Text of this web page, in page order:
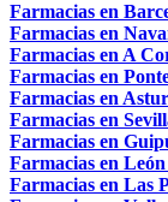
Farmacias en
Farmacias en
Farmacias en A
Farmacias en
Farmacias en
Farmacias en
Farmacias en
Farmacias en
Farmacias en Las